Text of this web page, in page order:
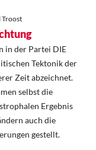
Troost
in der Partei DIE
Tektonik der
Zeit abzeichnet.
selbst die
Ergebnis
auch die
gestellt.